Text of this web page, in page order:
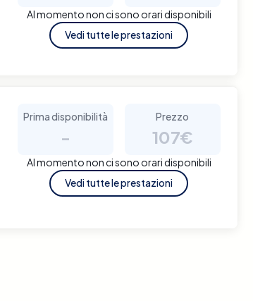
Al momento non ci sono orari disponibili
Vedi tutte le prestazioni
Prima disponibilità
-
Prezzo
107€
Al momento non ci sono orari disponibili
Vedi tutte le prestazioni